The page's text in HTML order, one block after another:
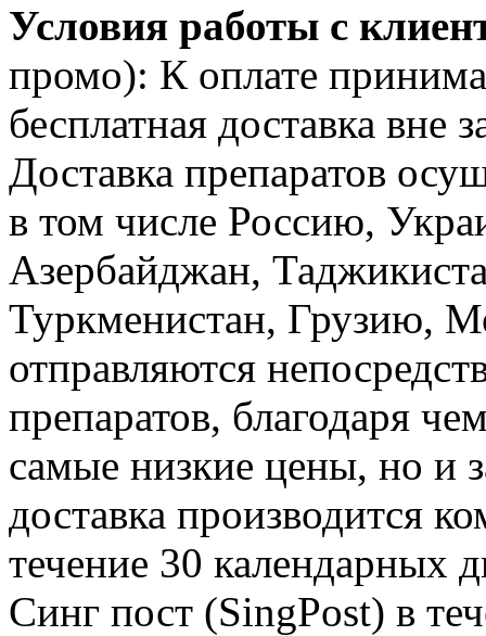
Условия работы с
промо): К оплате
бесплатная доставка вне
Доставка препаратов
в том числе Россию,
Азербайджан,
Туркменистан, Грузию,
отправляются
препаратов, благодаря
самые низкие цены, но и
доставка производится
течение 30 календарных
Синг пост (SingPost) в